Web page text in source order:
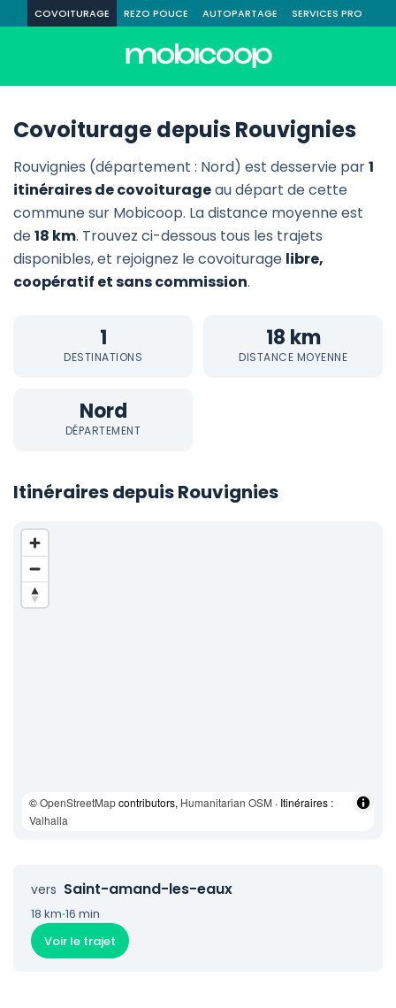
COVOITURAGE REZO POUCE AUTOPARTAGE SERVICES PRO
Covoiturage depuis Rouvignies
Rouvignies (département : Nord) est desservie par1
itinéraires de covoiturageau départ de cette
commune sur Mobicoop. La distance moyenne est
de18 km. Trouvez ci-dessous tous les trajets
disponibles, et rejoignez le covoiturage libre,
coopératif et sans commission.
1
DESTINATIONS
18 km
DISTANCE MOYENNE
Nord
DÉPARTEMENT
Itinéraires depuis Rouvignies
©OpenStreetMapcontributors, Humanitarian OSM · Itinéraires :
Valhalla
vers Saint-amand-les-eaux
18 km·16 min
Voir le trajet